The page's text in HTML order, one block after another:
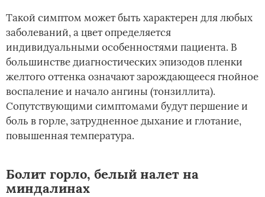
Такой симптом может быть характерен для любых
заболеваний, а цвет определяется
индивидуальными особенностями пациента. В
большинстве диагностических эпизодов пленки
желтого оттенка означают зарождающееся гнойное
воспаление и начало ангины (тонзиллита).
Сопутствующими симптомами будут першение и
боль в горле, затрудненное дыхание и глотание,
повышенная температура.
Болит горло, белый налет на
миндалинах